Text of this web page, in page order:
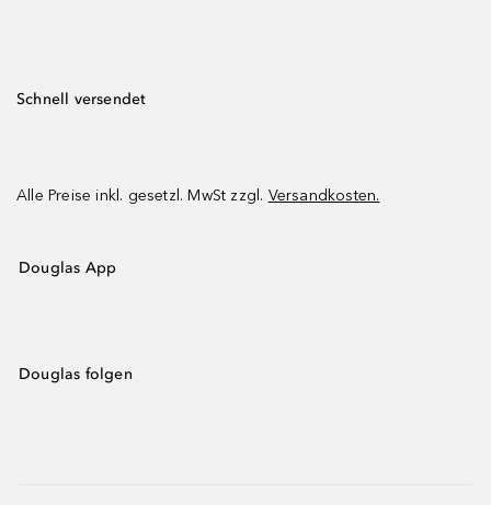
Schnell versendet
Alle Preise inkl. gesetzl. MwSt zzgl. Versandkosten.
Douglas App
Douglas folgen